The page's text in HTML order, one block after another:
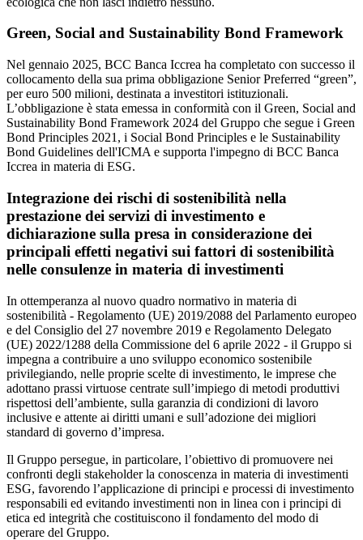
Green, Social and Sustainability Bond Framework
Nel gennaio 2025, BCC Banca Iccrea ha completato con successo il
collocamento della sua prima obbligazione Senior Preferred “green”,
per euro 500 milioni, destinata a investitori istituzionali.
L’obbligazione è stata emessa in conformità con il Green, Social and
Sustainability Bond Framework 2024 del Gruppo che segue i Green
Bond Principles 2021, i Social Bond Principles e le Sustainability
Bond Guidelines dell'ICMA e supporta l'impegno di BCC Banca
Iccrea in materia di ESG.
Integrazione dei rischi di sostenibilità nella
prestazione dei servizi di investimento e
dichiarazione sulla presa in considerazione dei
principali effetti negativi sui fattori di sostenibilità
nelle consulenze in materia di investimenti
In ottemperanza al nuovo quadro normativo in materia di
sostenibilità - Regolamento (UE) 2019/2088 del Parlamento europeo
e del Consiglio del 27 novembre 2019 e Regolamento Delegato
(UE) 2022/1288 della Commissione del 6 aprile 2022 - il Gruppo si
impegna a contribuire a uno sviluppo economico sostenibile
privilegiando, nelle proprie scelte di investimento, le imprese che
adottano prassi virtuose centrate sull’impiego di metodi produttivi
rispettosi dell’ambiente, sulla garanzia di condizioni di lavoro
inclusive e attente ai diritti umani e sull’adozione dei migliori
standard di governo d’impresa.
Il Gruppo persegue, in particolare, l’obiettivo di promuovere nei
confronti degli stakeholder la conoscenza in materia di investimenti
ESG, favorendo l’applicazione di principi e processi di investimento
responsabili ed evitando investimenti non in linea con i principi di
etica ed integrità che costituiscono il fondamento del modo di
operare del Gruppo.